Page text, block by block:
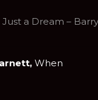
Just a Dream –
When